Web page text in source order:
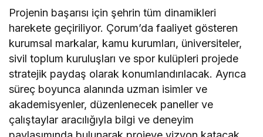
Projenin başarısı için şehrin tüm dinamikleri
harekete geçiriliyor. Çorum’da faaliyet gösteren
kurumsal markalar, kamu kurumları, üniversiteler,
sivil toplum kuruluşları ve spor kulüpleri projede
stratejik paydaş olarak konumlandırılacak. Ayrıca
süreç boyunca alanında uzman isimler ve
akademisyenler, düzenlenecek paneller ve
çalıştaylar aracılığıyla bilgi ve deneyim